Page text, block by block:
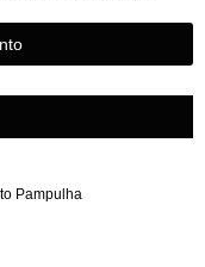
Pampulha